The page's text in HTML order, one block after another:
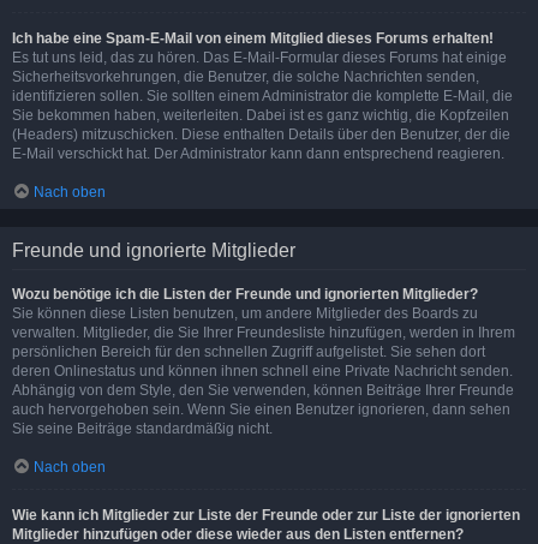
Ich habe eine Spam-E-Mail von einem Mitglied dieses Forums erhalten!
Es tut uns leid, das zu hören. Das E-Mail-Formular dieses Forums hat einige
Sicherheitsvorkehrungen, die Benutzer, die solche Nachrichten senden,
identifizieren sollen. Sie sollten einem Administrator die komplette E-Mail, die
Sie bekommen haben, weiterleiten. Dabei ist es ganz wichtig, die Kopfzeilen
(Headers) mitzuschicken. Diese enthalten Details über den Benutzer, der die
E-Mail verschickt hat. Der Administrator kann dann entsprechend reagieren.
Nach oben
Freunde und ignorierte Mitglieder
Wozu benötige ich die Listen der Freunde und ignorierten Mitglieder?
Sie können diese Listen benutzen, um andere Mitglieder des Boards zu
verwalten. Mitglieder, die Sie Ihrer Freundesliste hinzufügen, werden in Ihrem
persönlichen Bereich für den schnellen Zugriff aufgelistet. Sie sehen dort
deren Onlinestatus und können ihnen schnell eine Private Nachricht senden.
Abhängig von dem Style, den Sie verwenden, können Beiträge Ihrer Freunde
auch hervorgehoben sein. Wenn Sie einen Benutzer ignorieren, dann sehen
Sie seine Beiträge standardmäßig nicht.
Nach oben
Wie kann ich Mitglieder zur Liste der Freunde oder zur Liste der ignorierten
Mitglieder hinzufügen oder diese wieder aus den Listen entfernen?